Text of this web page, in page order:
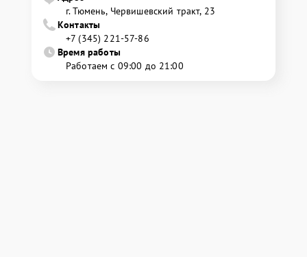
г. Тюмень, ​Червишевский тракт, 23
Контакты
+7 (345) 221-57-86
Время работы
Работаем с 09:00 до 21:00